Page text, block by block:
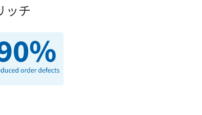
ッチ